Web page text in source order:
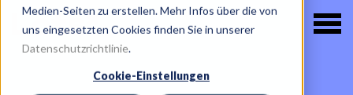
Medien-Seiten zu erstellen. Mehr Infos über die von
uns eingesetzten Cookies finden Sie in unserer
Datenschutzrichtlinie.
Cookie-Einstellungen